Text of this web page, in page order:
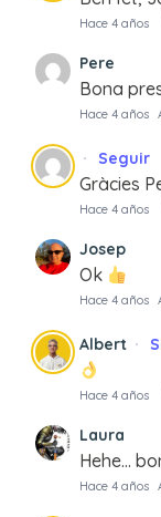
Hace 4 años
Pere
Bona
Hace 4 años
Seguir
Gràcies
Hace 4 años
Josep
Ok
Hace 4 años
Albert
Hace 4 años
Laura
Hehe…
Hace 4 años